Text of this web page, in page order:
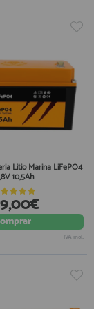
Litio Marina LiFePO4
10,5Ah
IVA incl.